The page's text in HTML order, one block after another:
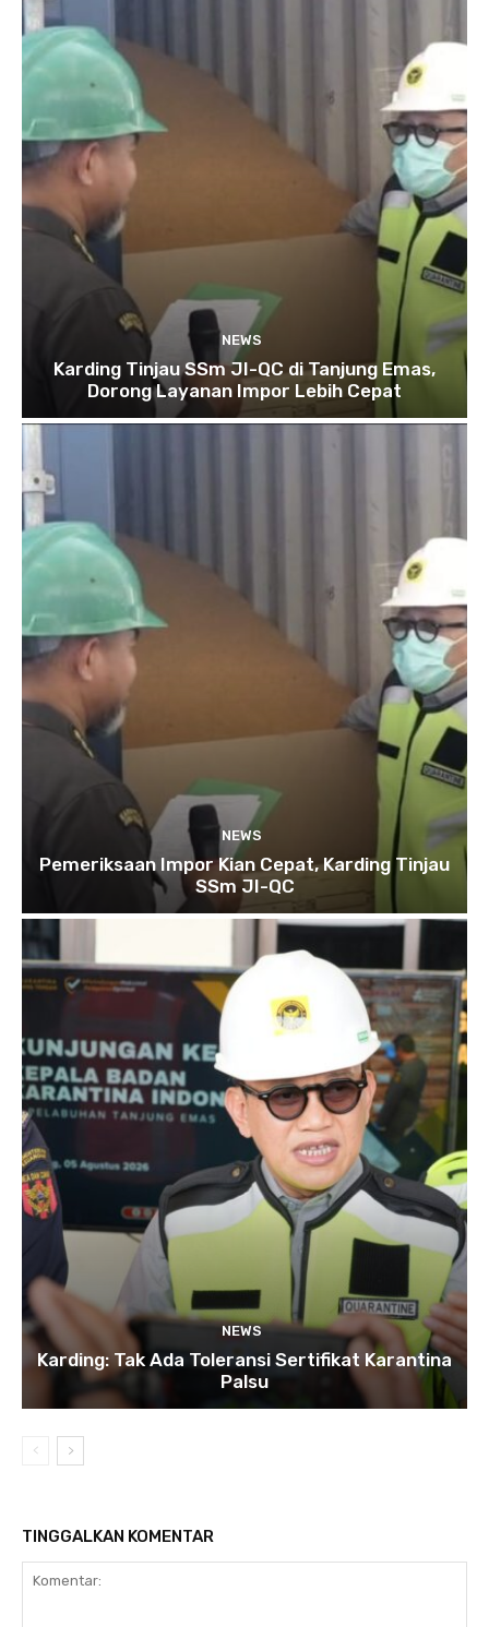
NEWS
Karding Tinjau SSm JI-QC di Tanjung Emas,
Dorong Layanan Impor Lebih Cepat
NEWS
Pemeriksaan Impor Kian Cepat, Karding Tinjau
SSm JI-QC
NEWS
Karding: Tak Ada Toleransi Sertifikat Karantina
Palsu
TINGGALKAN KOMENTAR